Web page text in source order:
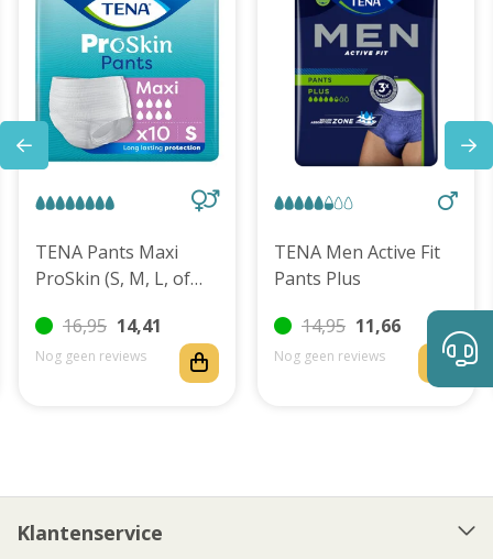
TENA Pants Maxi
ProSkin (S, M, L, of
16,95 14,41
Nog geen reviews
TENA Men Active Fit
Pants Plus
14,95 11,66
Nog geen reviews
Klantenservice